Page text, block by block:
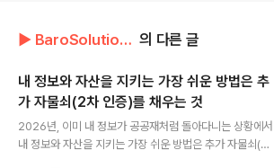
▶ BaroSolution/기술문서 의 다른 글
내 정보와 자산을 지키는 가장 쉬운 방법은 추
가 자물쇠(2차 인증)를 채우는 것
2026년, 이미 내 정보가 공공재처럼 돌아다니는 상황에서
내 정보와 자산을 지키는 가장 쉬운 방법은 추가 자물쇠(2